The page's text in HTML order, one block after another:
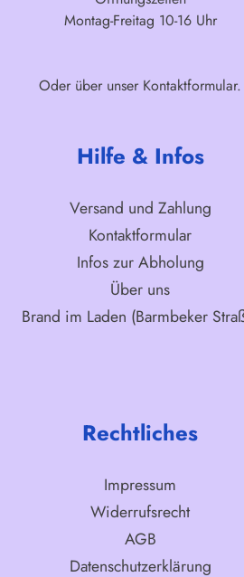
Montag-Freitag 10-16 Uhr
Oder über unser Kontaktformular.
Hilfe & Infos
Versand und Zahlung
Kontaktformular
Infos zur Abholung
Über uns
Brand im Laden (Barmbeker
Rechtliches
Impressum
Widerrufsrecht
AGB
Datenschutzerklärung